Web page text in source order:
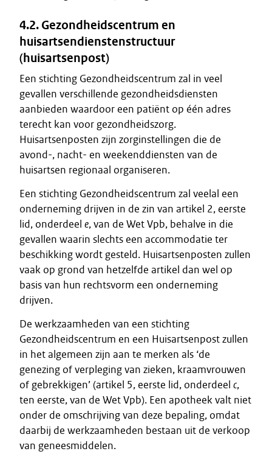
4.2. Gezondheidscentrum en
huisartsendienstenstructuur
(huisartsenpost)
Een stichting Gezondheidscentrum zal in veel
gevallen verschillende gezondheidsdiensten
aanbieden waardoor een patiënt op één adres
terecht kan voor gezondheidszorg.
Huisartsenposten zijn zorginstellingen die de
avond-, nacht- en weekenddiensten van de
huisartsen regionaal organiseren.
Een stichting Gezondheidscentrum zal veelal een
onderneming drijven in de zin van artikel 2, eerste
lid, onderdeel e, van de Wet Vpb, behalve in die
gevallen waarin slechts een accommodatie ter
beschikking wordt gesteld. Huisartsenposten zullen
vaak op grond van hetzelfde artikel dan wel op
basis van hun rechtsvorm een onderneming
drijven.
De werkzaamheden van een stichting
Gezondheidscentrum en een Huisartsenpost zullen
in het algemeen zijn aan te merken als ‘de
genezing of verpleging van zieken, kraamvrouwen
of gebrekkigen’ (artikel 5, eerste lid, onderdeel c,
ten eerste, van de Wet Vpb). Een apotheek valt niet
onder de omschrijving van deze bepaling, omdat
daarbij de werkzaamheden bestaan uit de verkoop
van geneesmiddelen.